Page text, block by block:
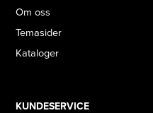
Om oss
Temasider
Kataloger
KUNDESERVICE